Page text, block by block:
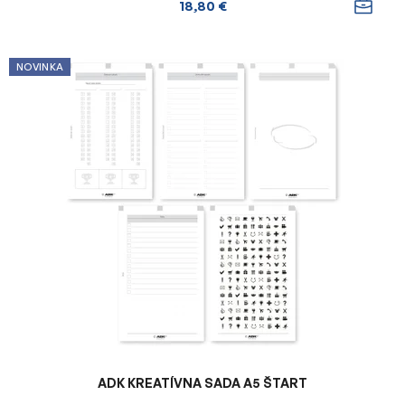
18,80 €
NOVINKA
ADK KREATÍVNA SADA A5 ŠTART